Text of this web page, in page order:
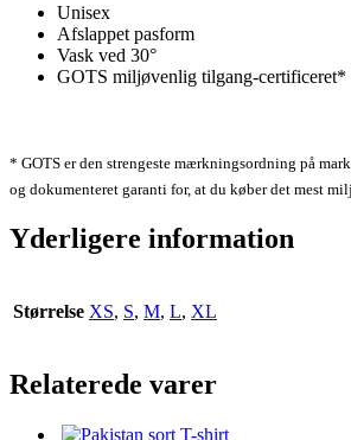
Unisex
Afslappet pasform
Vask ved 30°
GOTS miljøvenlig tilgang-certificeret*
* GOTS er den strengeste mærkningsordning på
og dokumenteret garanti for, at du køber det mest
Yderligere information
Størrelse XS, S, M, L, XL
Relaterede varer